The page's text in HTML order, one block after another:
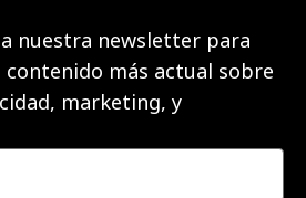
nuestra newsletter para
contenido más actual sobre
marketing, y